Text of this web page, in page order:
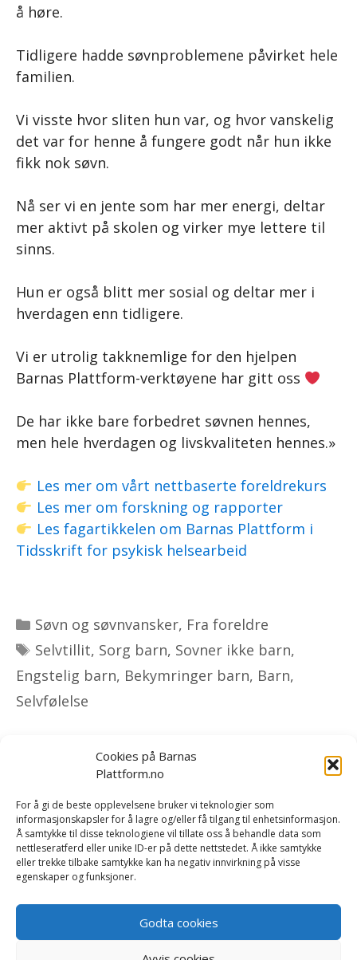
Cookies på Barnas
Plattform.no
For å gi de beste opplevelsene bruker vi teknologier som
informasjonskapsler for å lagre og/eller få tilgang til enhetsinformasjon.
Å samtykke til disse teknologiene vil tillate oss å behandle data som
nettleseratferd eller unike ID-er på dette nettstedet. Å ikke samtykke
eller trekke tilbake samtykke kan ha negativ innvirkning på visse
egenskaper og funksjoner.
Godta cookies
å høre.
Tidligere hadde søvnproblemene påvirket hele
familien.
Vi visste hvor sliten hun var, og hvor vanskelig
det var for henne å fungere godt når hun ikke
fikk nok søvn.
Nå ser vi en jente som har mer energi, deltar
mer aktivt på skolen og virker mye lettere til
sinns.
Hun er også blitt mer sosial og deltar mer i
hverdagen enn tidligere.
Vi er utrolig takknemlige for den hjelpen
Barnas Plattform-verktøyene har gitt oss
De har ikke bare forbedret søvnen hennes,
men hele hverdagen og livskvaliteten hennes.»
Les mer om vårt nettbaserte foreldrekurs
Les mer om forskning og rapporter
Les fagartikkelen om Barnas Plattform i
Tidsskrift for psykisk helsearbeid
Kategorier
Søvn og søvnvansker, Fra foreldre
Stikkord
Selvtillit, Sorg barn, Sovner ikke barn,
Engstelig barn, Bekymringer barn, Barn,
Selvfølelse
Tilbakemeldinger| Rapport/forskning|Kontakt oss
Vi er opptatt av å håndtere dine personopplysninger på
vårpersonvernerklæring.
Du kan lesevåre salgsvilkår her.